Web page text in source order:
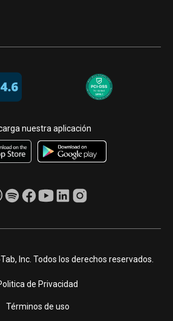
nuestra aplicación
Inc. Todos los derechos reservados.
de Privacidad
Términos de uso